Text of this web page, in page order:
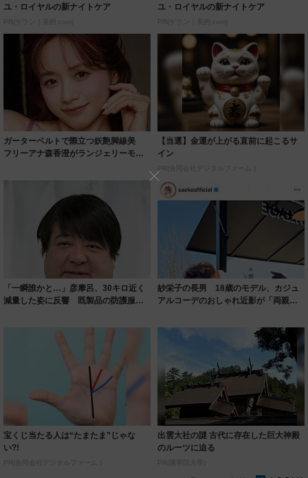
ユ・ロイヤルの新ナイトケア
PR(ゲラン｜美的.com)
ユ・ロイヤルの新ナイトケア
PR(ゲラン｜美的.com)
ガーターベルトで際立つ妖艶脚線美
フリーアナ森香澄がランジェリーモデ
【当選】金運が上がる直前に起こるサ
イン
PR(合同会社デジタルファーム )
「一瞬誰かと…」彦摩呂、30キロ近く
減量した姿に反響 既製品の防護服が
紗栄子の長男 18歳のモデル、カジュ
アルコーデのおしゃれ近影が「両親の
宝くじ当たる人は“たまたま”じゃな
い?!
PR(合同会社デジタルファーム )
出雲大社の謎 古代に存在した巨大神殿
のルーツに迫る
PR(國學院大學)